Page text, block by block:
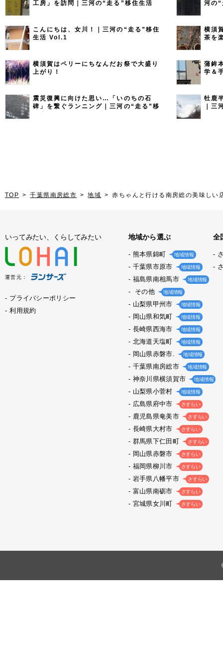
工房」を訪問｜三河の“走る”移住生活
河の
こんにちは、女川！｜三河の“走る”移住
生活 Vol.1
横須
茶を
横須賀はペリーにちなんだお祭で大盛り
上がり！
蒲鉾
学＆
震災復興に向けた思い…「いのちの石
碑」を繋ぐランニング｜三河の“走る”移
牡鹿
｜三
TOP 千葉県南房総市 地域 赤ちゃんと行ける南房総の美味しい
いってみたい、くらしてみたい
運営元：
プライバシーポリシー
利用規約
地域から選ぶ
熊本県錦町 地域情報
千葉県市原市 地域情報
福島県南相馬市 地域情報
その他 地域情報
山梨県甲州市 地域情報
岡山県和気町 地域情報
長崎県西海市 地域情報
北海道天塩町 地域情報
岡山県赤磐市. 地域情報
千葉県南房総市 地域情報
神奈川県横須賀市 地域情報
山梨県小菅村 地域情報
広島県府中市 さすらい
鹿児島県奄美市 さすらい
長崎県大村市 さすらい
群馬県下仁田町 さすらい
岡山県赤磐市 さすらい
福岡県柳川市 さすらい
岩手県八幡平市 さすらい
富山県南砺市 さすらい
宮城県女川町 さすらい
全